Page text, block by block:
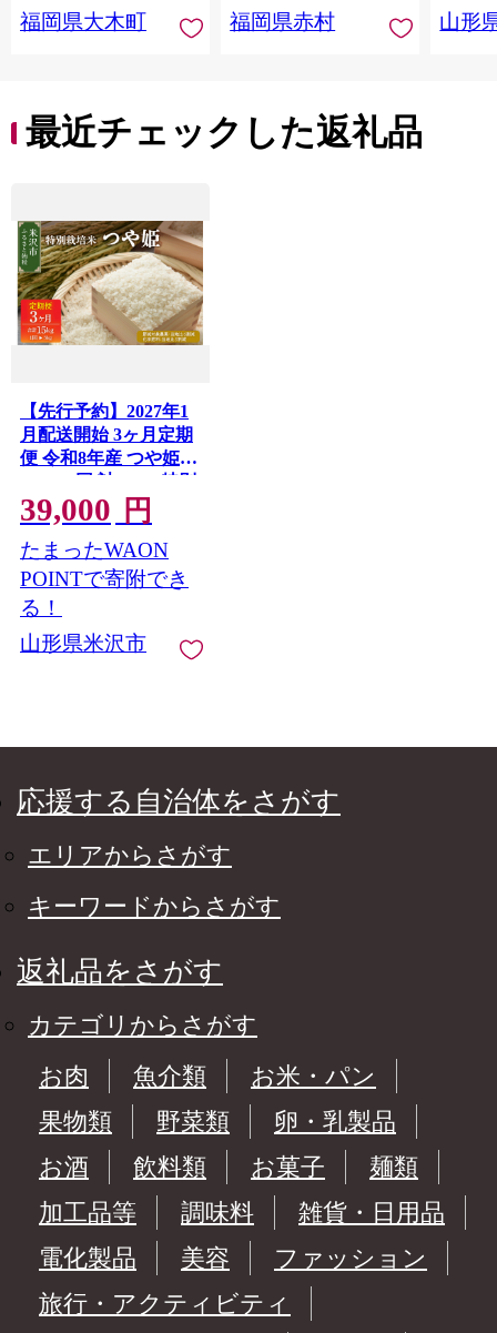
福岡県大木町
福岡県赤村
山形
最近チェックした返礼品
【先行予約】2027年1
月配送開始 3ヶ月定期
便 令和8年産 つや姫
5kg × 3回 計 15kg 特別
栽培米 【節減対象農
薬：当地比 6割減・化
学肥料：当地比 5割
減】
39,000 円
たまったWAON
POINTで寄附でき
る！
山形県米沢市
応援する自治体をさがす
エリアからさがす
キーワードからさがす
返礼品をさがす
カテゴリからさがす
お肉
魚介類
お米・パン
果物類
野菜類
卵・乳製品
お酒
飲料類 お菓子
麺類
加工品等
調味料
雑貨・日用品
電化製品
美容
ファッション
旅行・アクティビティ